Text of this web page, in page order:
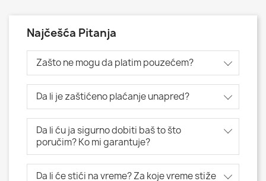
Najčešća Pitanja
Zašto ne mogu da platim pouzećem?
Da li je zaštićeno plaćanje unapred?
Da li ću ja sigurno dobiti baš to što
poručim? Ko mi garantuje?
Da li će stići na vreme? Za koje vreme stiže